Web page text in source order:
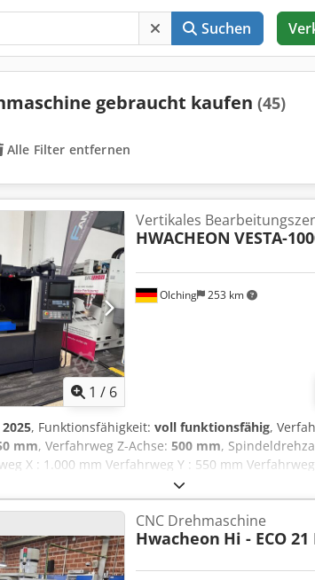
Suchen
gebraucht kaufen (45)
Alle Filter entfernen
1 / 6
Olching 253 km
Vertikales
HWACHEON VESTA-
2025, Funktionsfähigkeit: voll funktionsfähig,
mm, Verfahrweg Z-Achse: 500 mm,
X : 1.000 mm Verfahrweg Y : 550 mm
: 700 kg Spindel Drehzahl : 12.000 U/min
ED) Werkzeugaufnahme : BBT 40 (Umrüstung
fach (Doppelgreifer) Djdpfozf Hupjx Ab Sock
: 36 / 36 / 30 m/min Ausstattung
im Arbeitsraum
Außenkühlung Temperatur
CNC Drehmaschine
Hwacheon Hi - ECO 21